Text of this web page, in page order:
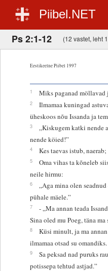
Piibel.NET
Ps 2:1-12 (12 vastet, leht
Eestikeelne Piibel 1997
1 Miks paganad möllavad
2
Ilmamaa kuningad
üheskoos nõu Issanda ja
3
„Kiskugem katki nende
nende köied!”
4 Kes taevas istub,
5
Oma vihas ta kõneleb
neile hirmu:
6
„Aga mina olen
pühale mäele.”
7
- „Ma annan teada
Sina oled mu Poeg, täna
8
Küsi minult, ja ma
ilmamaa otsad su omandiks.
9
Sa peksad nad puruks
potissepa tehtud astjad.”